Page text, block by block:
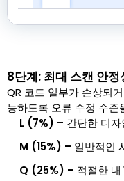
8단계: 최대 스캔 안
QR 코드 일부가 손상되
능하도록 오류 수정 수준
L (7%) – 간단한 디
M (15%) – 일반적인
Q (25%) – 적절한